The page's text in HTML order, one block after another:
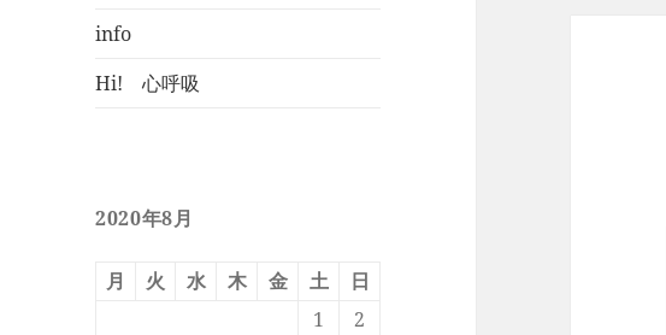
info
Hi! 心呼吸
2020年8月
月 火 水 木 金 土
日
1
2